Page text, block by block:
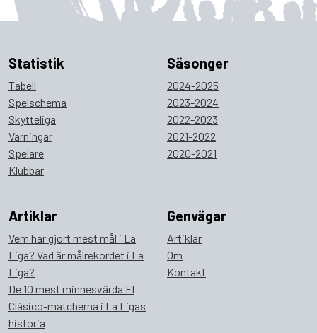
Statistik
Tabell
Spelschema
Skytteliga
Varningar
Spelare
Klubbar
Säsonger
2024-2025
2023-2024
2022-2023
2021-2022
2020-2021
Artiklar
Vem har gjort mest mål i La
Liga? Vad är målrekordet i La
Liga?
De 10 mest minnesvärda El
Clásico-matcherna i La Ligas
historia
Genvägar
Artiklar
Om
Kontakt